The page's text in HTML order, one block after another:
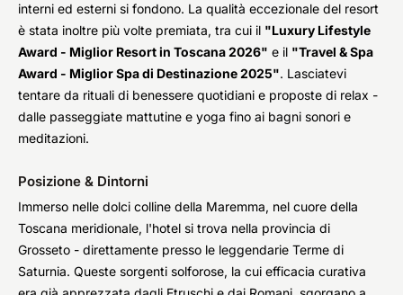
interni ed esterni si fondono. La qualità eccezionale del resort
è stata inoltre più volte premiata, tra cui il "Luxury Lifestyle
Award - Miglior Resort in Toscana 2026" e il "Travel & Spa
Award - Miglior Spa di Destinazione 2025". Lasciatevi
tentare da rituali di benessere quotidiani e proposte di relax -
dalle passeggiate mattutine e yoga fino ai bagni sonori e
meditazioni.
Posizione & Dintorni
Immerso nelle dolci colline della Maremma, nel cuore della
Toscana meridionale, l'hotel si trova nella provincia di
Grosseto - direttamente presso le leggendarie Terme di
Saturnia. Queste sorgenti solforose, la cui efficacia curativa